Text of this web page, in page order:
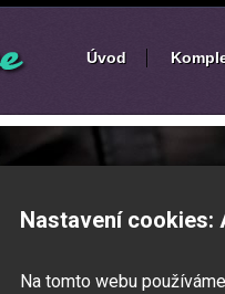
Úvod
zábavných
večírek nebo ples?
či zábavné představení pro
Nastavení cookies:
Na tomto webu